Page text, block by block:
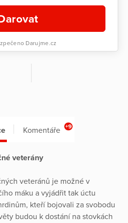
Darujme.cz
Komentáře +9
veterány
veteránů je možné v
máku a vyjádřit tak úctu
kteří bojovali za svobodu
budou k dostání na stovkách